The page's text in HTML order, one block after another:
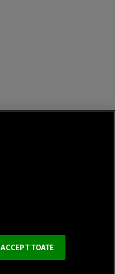
ACCEPT TOATE